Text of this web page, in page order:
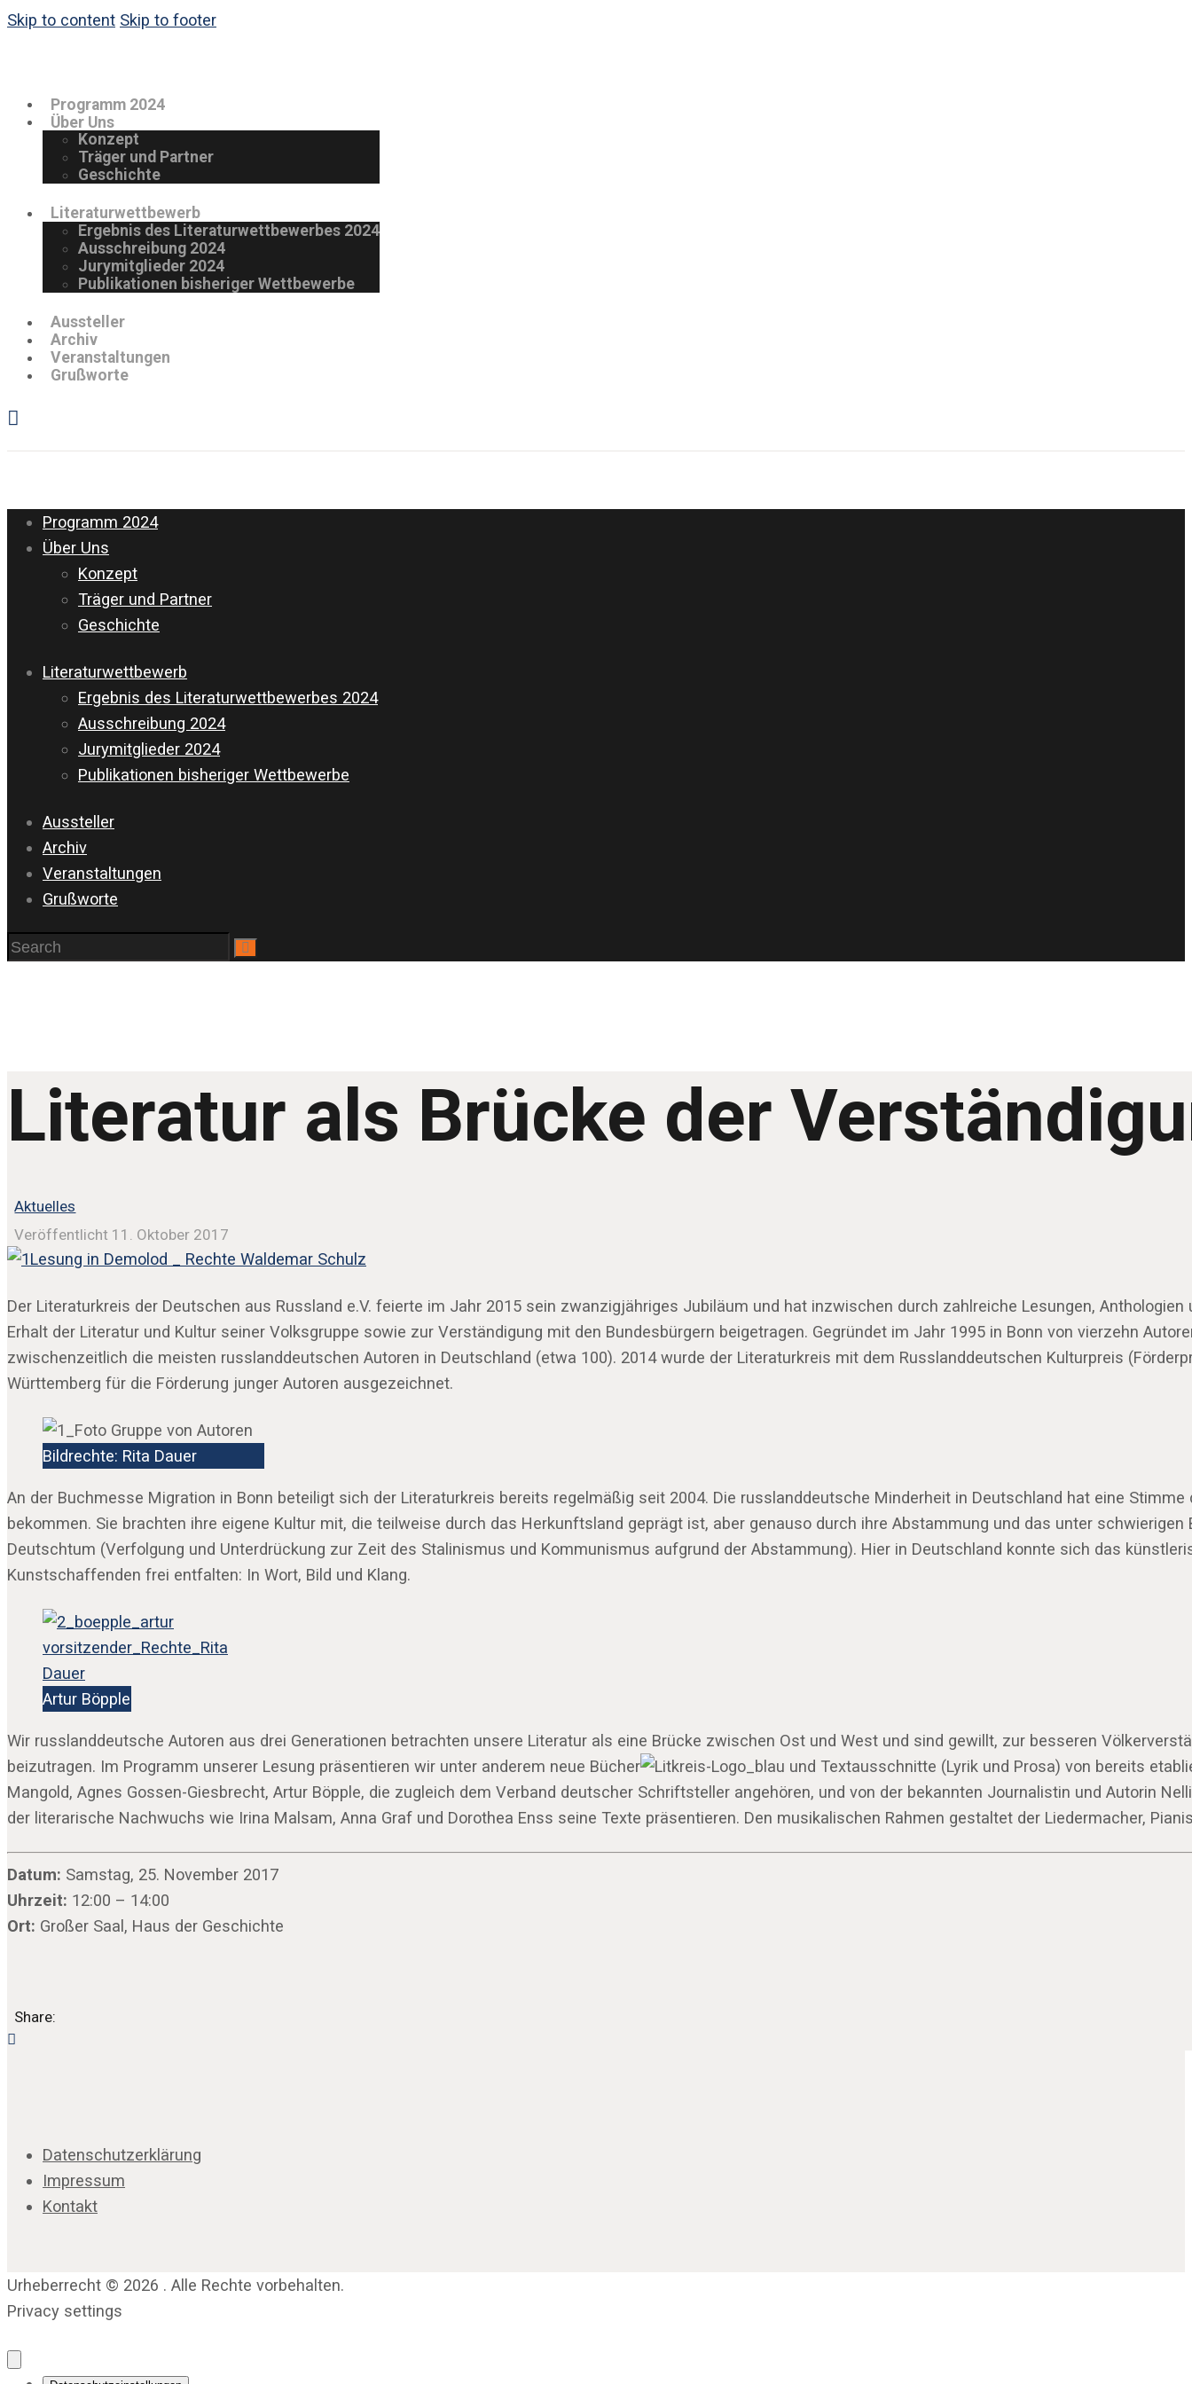
Skip to content Skip to footer
Programm 2024
Über Uns
Konzept
Träger und Partner
Geschichte
Literaturwettbewerb
Ergebnis des Literaturwettbewerbes 2024
Ausschreibung 2024
Jurymitglieder 2024
Publikationen bisheriger Wettbewerbe
Aussteller
Archiv
Veranstaltungen
Grußworte
Programm 2024
Über Uns
Konzept
Träger und Partner
Geschichte
Literaturwettbewerb
Ergebnis des Literaturwettbewerbes 2024
Ausschreibung 2024
Jurymitglieder 2024
Publikationen bisheriger Wettbewerbe
Aussteller
Archiv
Veranstaltungen
Grußworte
Literatur als Brücke der
Aktuelles
Veröffentlicht 11. Oktober 2017
Der Literaturkreis der Deutschen aus Russland e.V. feiertе im Jahr 2015 sein zwanzigjähriges Jubiläum und hat inzwischen durch zahlreiche Lesungen,
Erhalt der Literatur und Kultur seiner Volksgruppe sowie zur Verständigung mit den Bundesbürgern beigetragen. Gegründet im Jahr 1995 in Bonn von vierzehn
zwischenzeitlich die meisten russlanddeutschen Autoren in Deutschland (etwa 100). 2014 wurde der Literaturkreis mit dem Russlanddeutschen Kulturpreis
Württemberg für die Förderung junger Autoren ausgezeichnet.
Bildrechte: Rita Dauer
An der Buchmesse Migration in Bonn beteiligt sich der Literaturkreis bereits regelmäßig seit 2004. Die russlanddeutsche Minderheit in Deutschland hat eine Stimme
bekommen. Sie brachten ihre eigene Kultur mit, die teilweise durch das Herkunftsland geprägt ist, aber genauso durch ihre Abstammung und das unter schwierigen
Deutschtum (Verfolgung und Unterdrückung zur Zeit des Stalinismus und Kommunismus aufgrund der Abstammung). Hier in Deutschland konnte sich das
Kunstschaffenden frei entfalten: In Wort, Bild und Klang.
Artur Böpple
Wir russlanddeutsche Autoren aus drei Generationen betrachten unsere Literatur als eine Brücke zwischen Ost und West und sind gewillt, zur besseren
beizutragen. Im Programm unserer Lesung präsentieren wir unter anderem neue Bücher
und Textausschnitte (Lyrik und Prosa) von bereits
Mangold, Agnes Gossen-Giesbrecht, Artur Böpple, die zugleich dem Verband deutscher Schriftsteller angehören, und von der bekannten Journalistin und Autorin
der literarische Nachwuchs wie Irina Malsam, Anna Graf und Dorothea Enss seine Texte präsentieren. Den musikalischen Rahmen gestaltet der Liedermacher,
Datum: Samstag, 25. November 2017
Uhrzeit: 12:00 – 14:00
Ort: Großer Saal, Haus der Geschichte
Share:
Datenschutzerklärung
Impressum
Kontakt
Urheberrecht © 2026 . Alle Rechte vorbehalten.
Privacy settings